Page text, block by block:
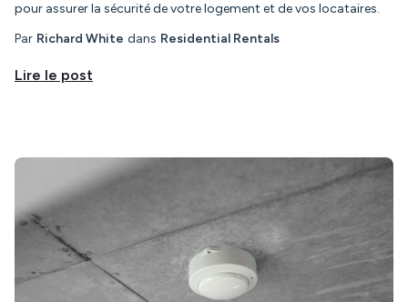
pour assurer la sécurité de votre logement et de vos locataires.
Par Richard White dans Residential Rentals
Lire le post